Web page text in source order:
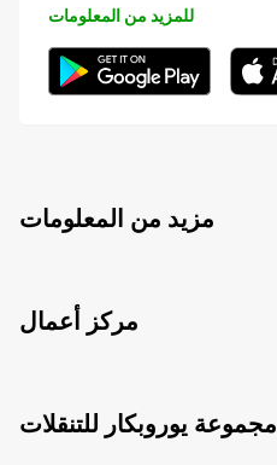
للمزيد من المعلومات
مزيد من المعلومات
مركز أعمال
مجموعة يوروبكار للتنقلات